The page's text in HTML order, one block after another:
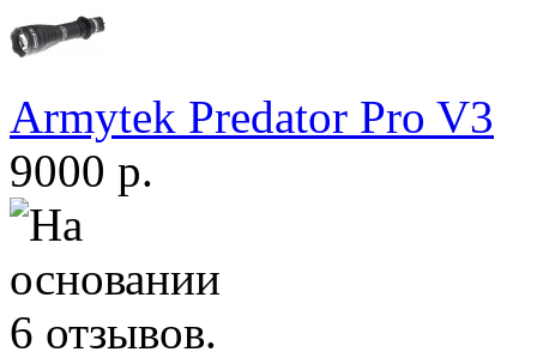
Armytek Predator Pro V3
9000 р.